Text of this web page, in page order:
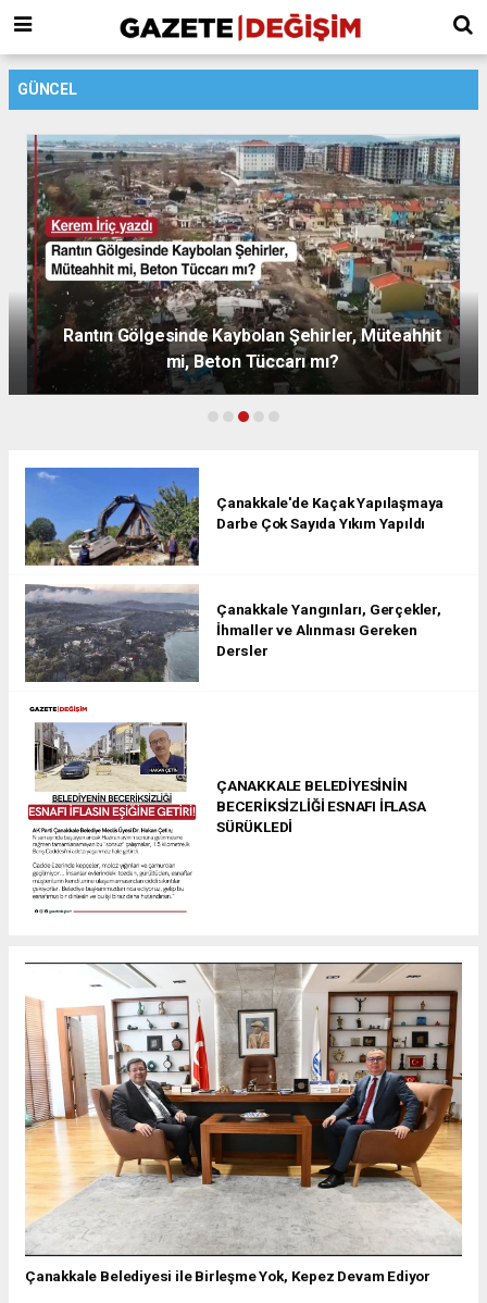
GÜNCEL
Rantın Gölgesinde Kaybolan Şehirler, Müteahhit
mi, Beton Tüccarı mı?
Çanakkale'de Kaçak Yapılaşmaya
Darbe Çok Sayıda Yıkım Yapıldı
Çanakkale Yangınları, Gerçekler,
İhmaller ve Alınması Gereken
Dersler
ÇANAKKALE BELEDİYESİNİN
BECERİKSİZLİĞİ ESNAFI İFLASA
SÜRÜKLEDİ
Çanakkale Belediyesi ile Birleşme Yok, Kepez Devam Ediyor